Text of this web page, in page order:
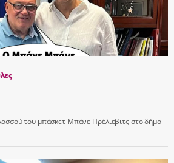
του μπάσκετ Μπάνε Πρέλιεβιτς στο δήμο